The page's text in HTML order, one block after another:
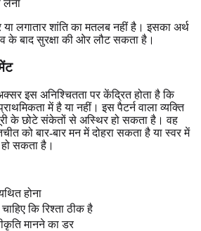
लेना
लगातार शांति का मतलब नहीं है। इसका अर्थ
के बाद सुरक्षा की ओर लौट सकता है।
इस अनिश्चितता पर केंद्रित होता है कि
में है या नहीं। इस पैटर्न वाला व्यक्ति
के छोटे संकेतों से अस्थिर हो सकता है। वह
को बार-बार मन में दोहरा सकता है या स्वर में
सकता है।
होना
कि रिश्ता ठीक है
मानने का डर